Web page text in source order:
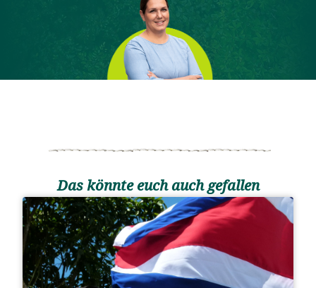
Das könnte euch auch gefallen